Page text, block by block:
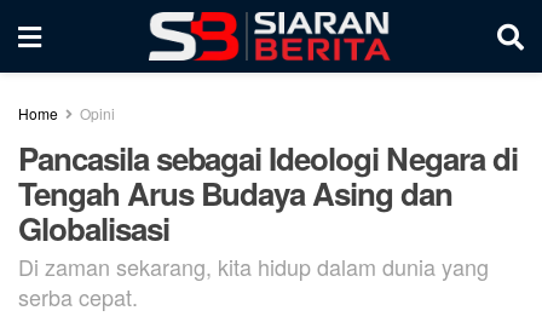
Home Opini
Pancasila sebagai Ideologi Negara di
Tengah Arus Budaya Asing dan
Globalisasi
Di zaman sekarang, kita hidup dalam dunia yang
serba cepat.